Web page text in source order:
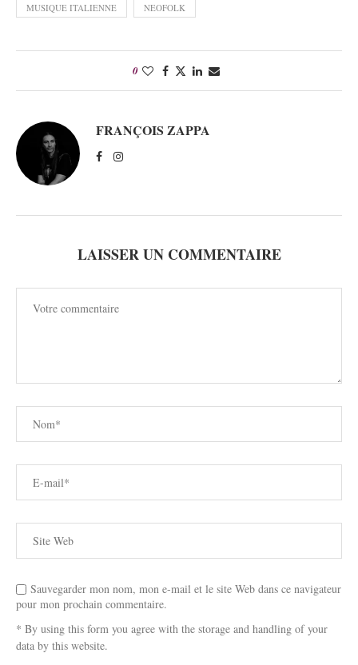
MUSIQUE ITALIENNE NEOFOLK
0
FRANÇOIS ZAPPA
LAISSER UN COMMENTAIRE
Sauvegarder mon nom, mon e-mail et le site Web dans ce navigateur
pour mon prochain commentaire.
* By using this form you agree with the storage and handling of your
data by this website.